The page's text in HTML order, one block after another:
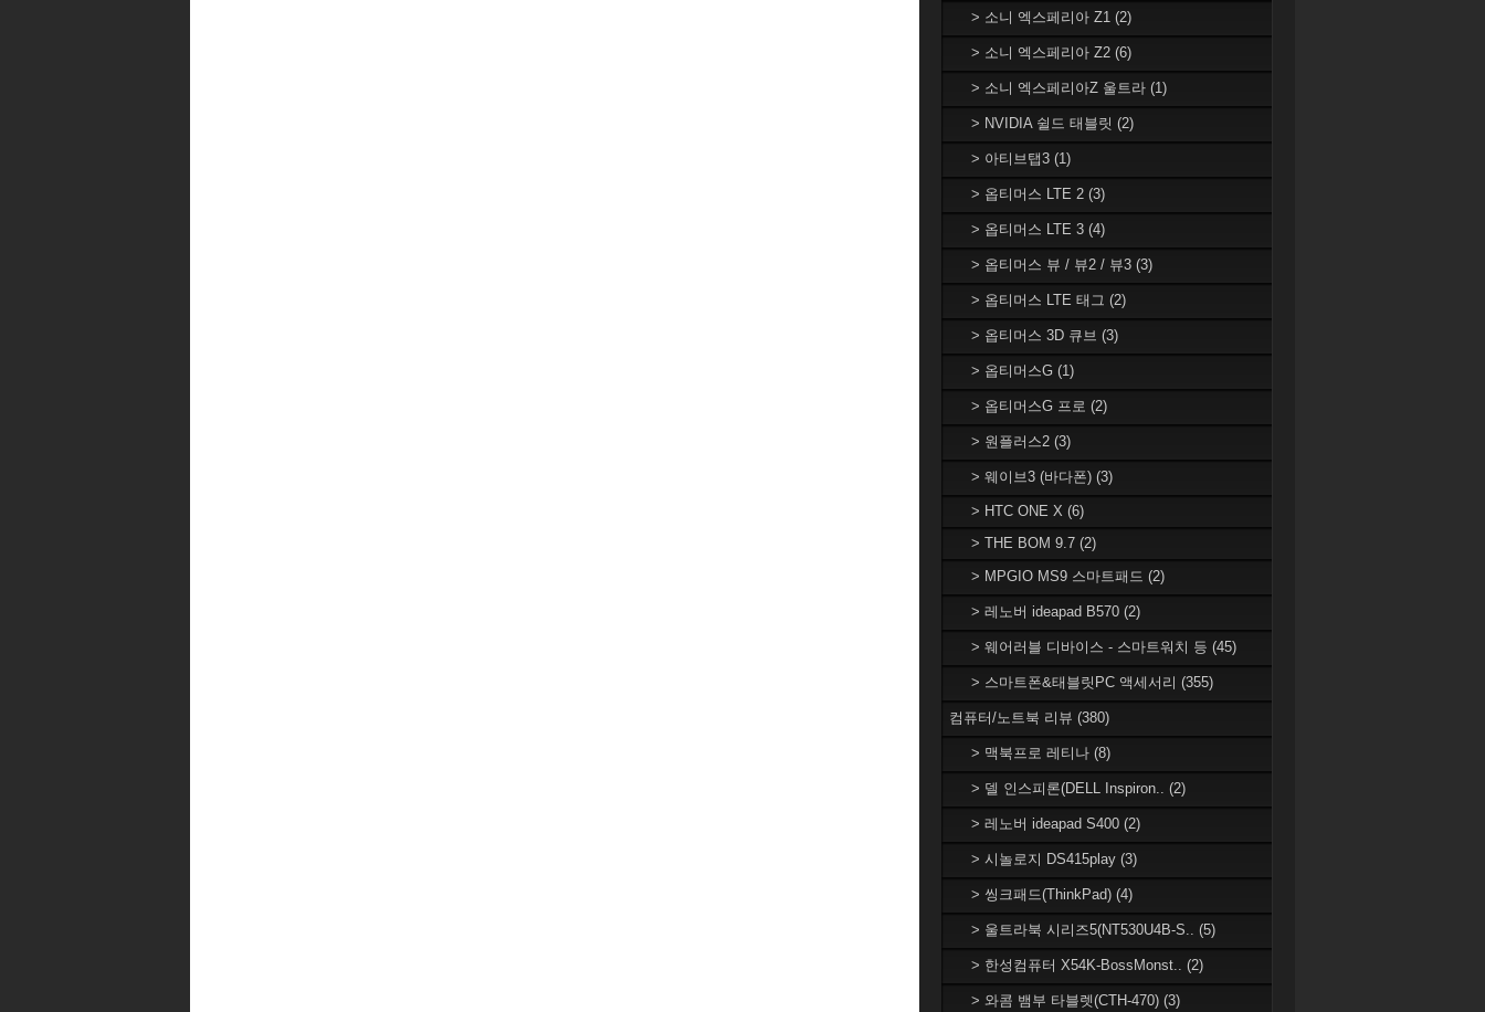
> 소니 엑스페리아 Z1 (2)
> 소니 엑스페리아 Z2 (6)
> 소니 엑스페리아Z 울트라 (1)
> NVIDIA 쉴드 태블릿 (2)
> 아티브탭3 (1)
> 옵티머스 LTE 2 (3)
> 옵티머스 LTE 3 (4)
> 옵티머스 뷰 / 뷰2 / 뷰3 (3)
> 옵티머스 LTE 태그 (2)
> 옵티머스 3D 큐브 (3)
> 옵티머스G (1)
> 옵티머스G 프로 (2)
> 원플러스2 (3)
> 웨이브3 (바다폰) (3)
> HTC ONE X (6)
> THE BOM 9.7 (2)
> MPGIO MS9 스마트패드 (2)
> 레노버 ideapad B570 (2)
> 웨어러블 디바이스 - 스마트워치 등 (45)
> 스마트폰&태블릿PC 액세서리 (355)
컴퓨터/노트북 리뷰 (380)
> 맥북프로 레티나 (8)
> 델 인스피론(DELL Inspiron.. (2)
> 레노버 ideapad S400 (2)
> 시놀로지 DS415play (3)
> 씽크패드(ThinkPad) (4)
> 울트라북 시리즈5(NT530U4B-S.. (5)
> 한성컴퓨터 X54K-BossMonst.. (2)
> 와콤 뱀부 타블렛(CTH-470) (3)